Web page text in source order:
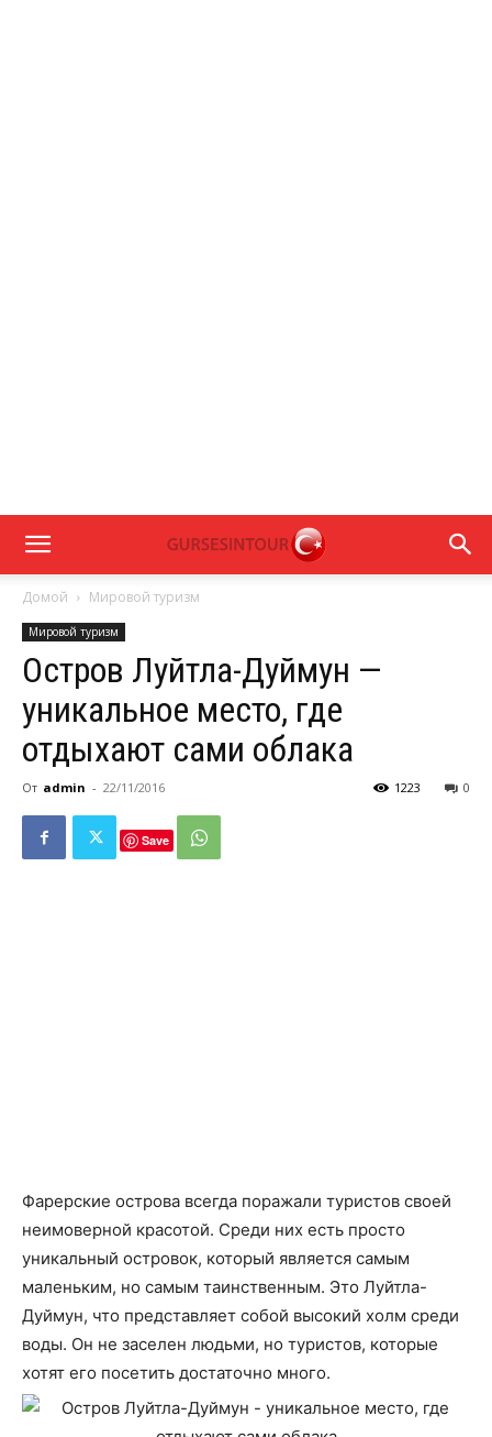
Домой Мировой туризм
Мировой туризм
Остров Луйтла-Дуймун —
уникальное место, где
отдыхают сами облака
От admin - 22/11/2016 0
1223
Save
Фарерские острова всегда поражали туристов своей
неимоверной красотой. Среди них есть просто
уникальный островок, который является самым
маленьким, но самым таинственным. Это Луйтла-
Дуймун, что представляет собой высокий холм среди
воды. Он не заселен людьми, но туристов, которые
хотят его посетить достаточно много.